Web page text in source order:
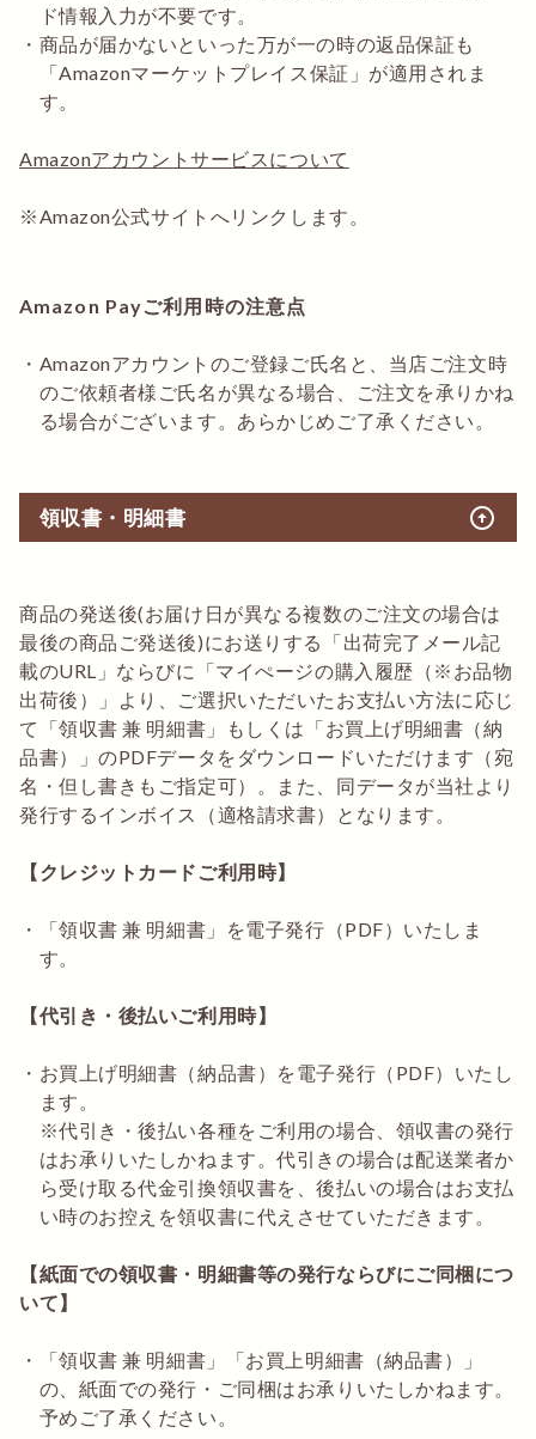
ド情報入力が不要です。
商品が届かないといった万が一の時の返品保証も
「Amazonマーケットプレイス保証」が適用されま
す。
Amazonアカウントサービスについて
Amazon公式サイトへリンクします。
Amazon Payご利用時の注意点
Amazonアカウントのご登録ご氏名と、当店ご注文時
のご依頼者様ご氏名が異なる場合、ご注文を承りかね
る場合がございます。あらかじめご了承ください。
領収書・明細書 arrow_circle_up
商品の発送後(お届け日が異なる複数のご注文の場合は
最後の商品ご発送後)にお送りする「出荷完了メール記
載のURL」ならびに「マイぺージの購入履歴（※お品物
出荷後）」より、ご選択いただいたお支払い方法に応じ
て「領収書 兼 明細書」もしくは「お買上げ明細書（納
品書）」のPDFデータをダウンロードいただけます（宛
名・但し書きもご指定可）。また、同データが当社より
発行するインボイス（適格請求書）となります。
【クレジットカードご利用時】
「領収書 兼 明細書」を電子発行（PDF）いたしま
す。
【代引き・後払いご利用時】
お買上げ明細書（納品書）を電子発行（PDF）いたし
ます。
※代引き・後払い各種をご利用の場合、領収書の発行
はお承りいたしかねます。代引きの場合は配送業者か
ら受け取る代金引換領収書を、後払いの場合はお支払
い時のお控えを領収書に代えさせていただきます。
【紙面での領収書・明細書等の発行ならびにご同梱につ
いて】
「領収書 兼 明細書」「お買上明細書（納品書）」
の、紙面での発行・ご同梱はお承りいたしかねます。
予めご了承ください。